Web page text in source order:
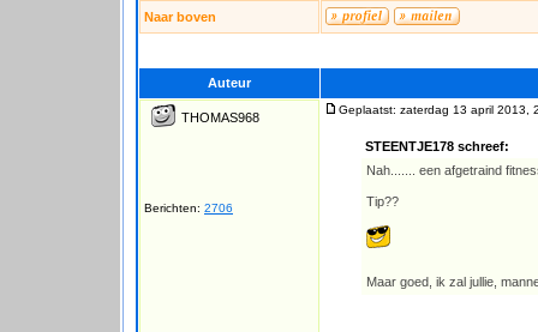
Naar boven
Auteur
THOMAS968
Berichten: 2706
Geplaatst: zaterdag 13 april 2013,
STEENTJE178 schreef:
Nah....... een afgetraind
Tip??
Maar goed, ik zal jullie,